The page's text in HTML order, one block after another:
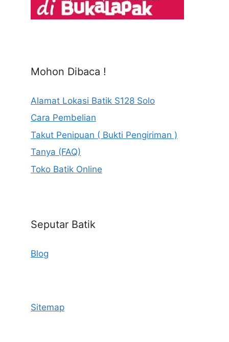
Mohon Dibaca !
Alamat Lokasi Batik S128 Solo
Cara Pembelian
Takut Penipuan ( Bukti Pengiriman )
Tanya (FAQ)
Toko Batik Online
Seputar Batik
Blog
Sitemap